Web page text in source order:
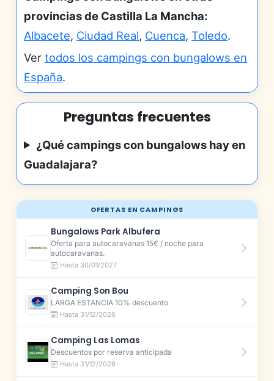
OFERTAS EN CAMPINGS
Bungalows Park Albufera
Oferta para autocaravanas 15€ / noche para
autocaravanas.
Hasta 30/01/2027
Camping Son Bou
LARGA ESTANCIA 10% descuento
Hasta 31/12/2026
Camping Las Lomas
Descuentos por reserva anticipada
Hasta 31/12/2026
provincias de Castilla La Mancha:
Albacete, Ciudad Real, Cuenca, Toledo.
Ver todos los campings con bungalows en
España.
Preguntas frecuentes
¿Qué campings con bungalows hay en
Guadalajara?